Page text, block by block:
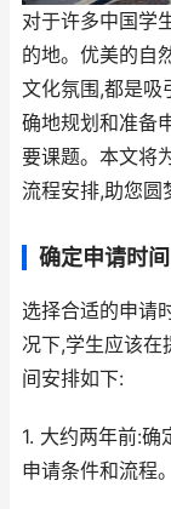
对于许多中国学
的地。优美的自
文化氛围,都是吸
确地规划和准备
要课题。本文将
流程安排,助您圆
确定申请时间
选择合适的申请
况下,学生应该在
间安排如下:
1. 大约两年前:
申请条件和流程。